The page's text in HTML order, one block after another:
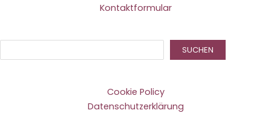
Kontaktformular
SUCHEN
Cookie Policy
Datenschutzerklärung